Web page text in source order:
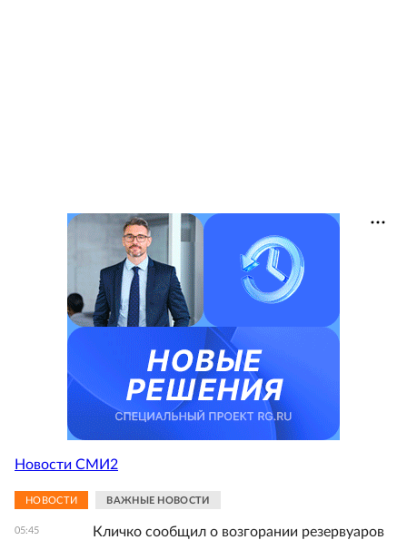
Новости СМИ2
НОВОСТИ ВАЖНЫЕ НОВОСТИ
05:45
Кличко сообщил о возгорании резервуаров